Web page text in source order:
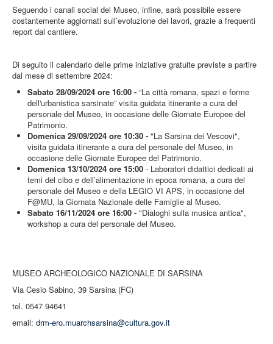
Seguendo i canali social del Museo, infine, sarà possibile essere
costantemente aggiornati sull’evoluzione dei lavori, grazie a frequenti
report dal cantiere.
Di seguito il calendario delle prime iniziative gratuite previste a partire
dal mese di settembre 2024:
Sabato 28/09/2024 ore 16:00 - “La città romana, spazi e forme
dell'urbanistica sarsinate” visita guidata itinerante a cura del
personale del Museo, in occasione delle Giornate Europee del
Patrimonio.
Domenica 29/09/2024 ore 10:30 - "La Sarsina dei Vescovi",
visita guidata itinerante a cura del personale del Museo, in
occasione delle Giornate Europee del Patrimonio.
Domenica 13/10/2024 ore 15:00 - Laboratori didattici dedicati ai
temi del cibo e dell’alimentazione in epoca romana, a cura del
personale del Museo e della LEGIO VI APS, in occasione del
F@MU, la Giornata Nazionale delle Famiglie al Museo.
Sabato 16/11/2024 ore 16:00 - "Dialoghi sulla musica antica",
workshop a cura del personale del Museo.
MUSEO ARCHEOLOGICO NAZIONALE DI SARSINA
Via Cesio Sabino, 39 Sarsina (FC)
tel. 0547 94641
email: drm-ero.muarchsarsina@cultura.gov.it